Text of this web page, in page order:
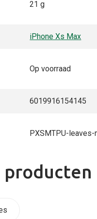
21 g
iPhone Xs Max
Op voorraad
6019916154145
PXSMTPU-leaves-